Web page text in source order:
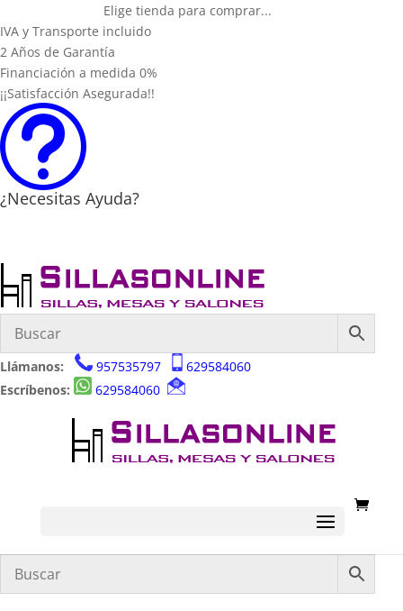
Elige tienda para comprar...
IVA y Transporte incluido
2 Años de Garantía
Financiación a medida 0%
¡¡Satisfacción Asegurada!!
t
¿Necesitas Ayuda?
Llámanos: 957535797
629584060
Escríbenos:
629584060